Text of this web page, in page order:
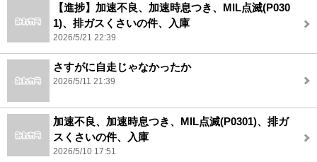
【進捗】加速不良、加速時息つき、MIL点滅(P030
1)、排ガスくさいの件、入庫
2026/5/21 22:39
さすがに自走じゃなかったか
2026/5/11 21:39
加速不良、加速時息つき、MIL点滅(P0301)、排ガ
スくさいの件、入庫
2026/5/10 17:51